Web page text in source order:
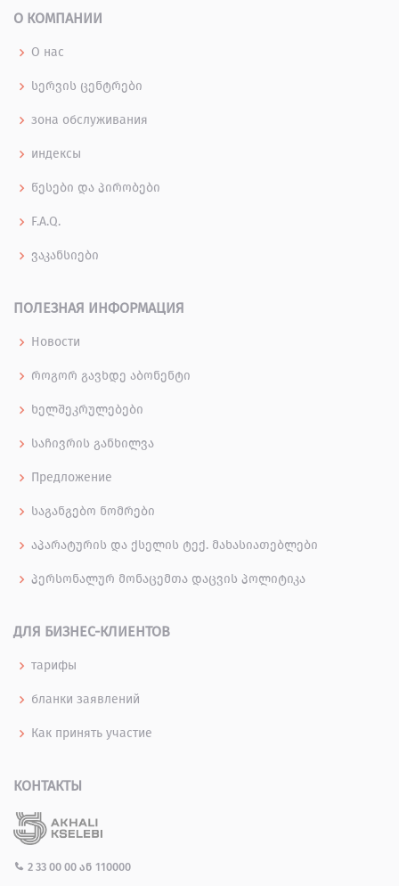
О КОМПАНИИ
О нас
სერვის ცენტრები
зона обслуживания
индексы
წესები და პირობები
F.A.Q.
ვაკანსიები
ПОЛЕЗНАЯ ИНФОРМАЦИЯ
Новости
როგორ გავხდე აბონენტი
ხელშეკრულებები
საჩივრის განხილვა
Предложение
საგანგებო ნომრები
აპარატურის და ქსელის ტექ. მახასიათებლები
პერსონალურ მონაცემთა დაცვის პოლიტიკა
ДЛЯ БИЗНЕС-КЛИЕНТОВ
тарифы
бланки заявлений
Как принять участие
КОНТАКТЫ
2 33 00 00 ან 110000